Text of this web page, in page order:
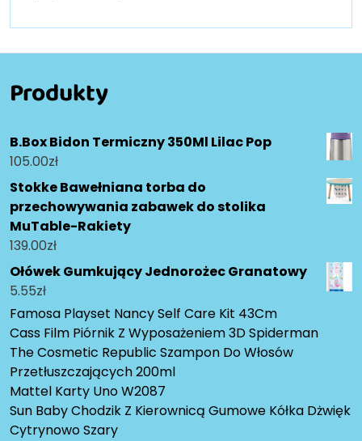
Produkty
B.Box Bidon Termiczny 350Ml Lilac Pop
105.00zł
Stokke Bawełniana torba do
przechowywania zabawek do stolika
MuTable-Rakiety
139.00zł
Ołówek Gumkujący Jednorożec Granatowy
5.55zł
Famosa Playset Nancy Self Care Kit 43Cm
Cass Film Piórnik Z Wyposażeniem 3D Spiderman
The Cosmetic Republic Szampon Do Włosów
Przetłuszczających 200ml
Mattel Karty Uno W2087
Sun Baby Chodzik Z Kierownicą Gumowe Kółka Dżwięk
Cytrynowo Szary